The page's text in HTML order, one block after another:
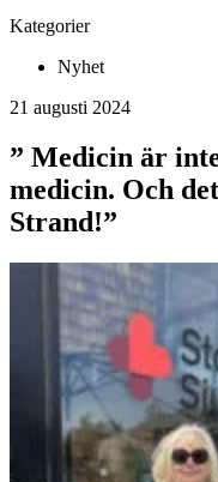
Kategorier
Nyhet
21 augusti 2024
” Medicin är
medicin. Och
Strand!”